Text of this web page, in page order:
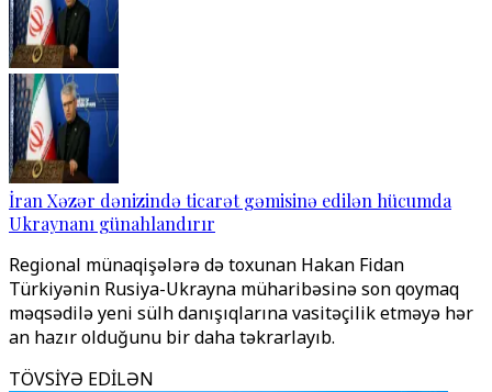
İran Xəzər dənizində ticarət gəmisinə edilən hücumda
Ukraynanı günahlandırır
Regional münaqişələrə də toxunan Hakan Fidan
Türkiyənin Rusiya-Ukrayna müharibəsinə son qoymaq
məqsədilə yeni sülh danışıqlarına vasitəçilik etməyə hər
an hazır olduğunu bir daha təkrarlayıb.
TÖVSİYƏ EDİLƏN